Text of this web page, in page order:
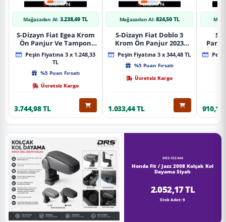
Mağazadan Al: 3.238,49 TL
S-Dizayn Fiat Egea Krom
Ön Panjur Ve Tampon
Çıta Seti Diamond Model
22 Prç. 2020 Üzeri (Parlak
Peşin Fiyatına 3 x 1.248,33
TL
%5 Puan Fırsatı
Ücretsiz Kargo
3.744,98 TL
Mağazadan Al: 824,50 TL
S-Dizayn Fiat Doblo 3
Krom Ön Panjur 2023
Üzeri A+ Kalite
Peşin Fiyatına 3 x 344,48 TL
%5 Puan Fırsatı
Ücretsiz Kargo
1.033,44 TL
S-
Ön
910,16
DRS-153444
Honda Fit / Jazz 2008 Kolçak Kol
Dayama Siyah
2.052,17 TL
Stok Adet: 9